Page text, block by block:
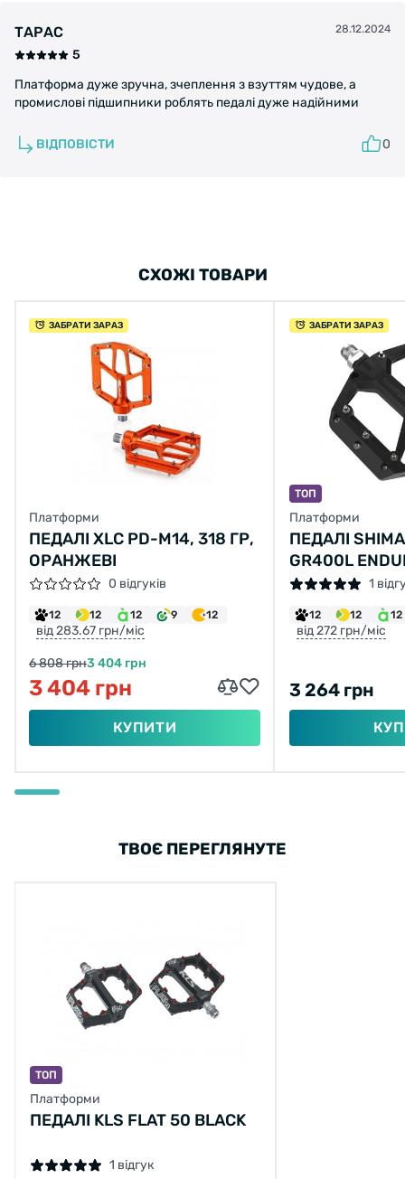
ТАРАС
5
28.12.2024
Платформа дуже зручна, зчеплення з взуттям чудове, а
промислові підшипники роблять педалі дуже надійними
ВІДПОВІСТИ 0
СХОЖІ ТОВАРИ
ЗАБРАТИ ЗАРАЗ
Платформи
ПЕДАЛІ XLC PD-M14, 318 ГР,
ОРАНЖЕВІ
0 відгуків
12 12 12 9 12
від 283.67 грн/міс
6 808 грн3 404 грн
3 404 грн
КУПИТИ
ЗАБРАТИ ЗАРАЗ
ТОП
Платформи
ПЕДАЛІ
GR400L
ЧОРНИЙ 1
12 12 12
від 272 грн/міс
3 264 грн
ТВОЄ ПЕРЕГЛЯНУТЕ
ТОП
Платформи
ПЕДАЛІ KLS FLAT 50 BLACK
1 відгук